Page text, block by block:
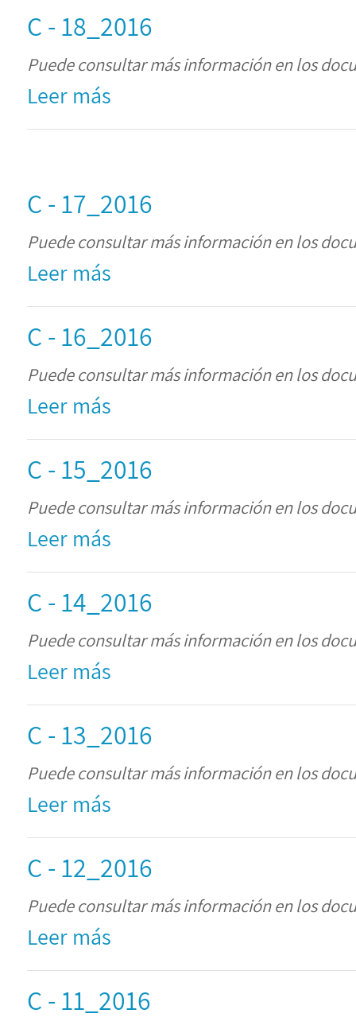
C - 18_2016
Puede consultar más información en los
Leer más
C - 17_2016
Puede consultar más información en los
Leer más
C - 16_2016
Puede consultar más información en los
Leer más
C - 15_2016
Puede consultar más información en los
Leer más
C - 14_2016
Puede consultar más información en los
Leer más
C - 13_2016
Puede consultar más información en los
Leer más
C - 12_2016
Puede consultar más información en los
Leer más
C - 11_2016